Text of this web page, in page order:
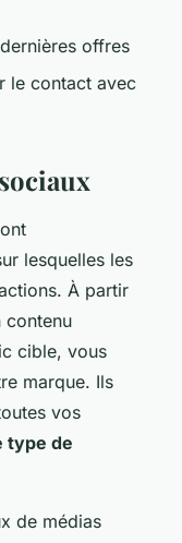
offres
le contact avec
lesquelles les
À partir
contenu
cible, vous
marque. Ils
vos
type de
de médias